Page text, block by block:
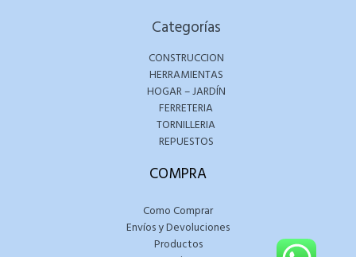
Categorías
CONSTRUCCION
HERRAMIENTAS
HOGAR – JARDÍN
FERRETERIA
TORNILLERIA
REPUESTOS
COMPRA
Como Comprar
Envíos y Devoluciones
Productos